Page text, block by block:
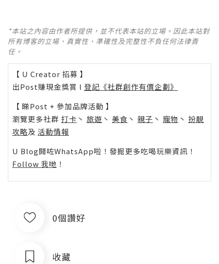
*本站之內容由作者所提供，並不代表本站的立場。因此本站對
所有博客的立場、真實性、準確性及完整性不負任何法律責
任。
【 U Creator 招募 】
出Post賺現金獎賞 l 登記《社群創作有價企劃》
【 睇Post + 參加品牌活動 】
瀏覽更多社群 打卡 丶 旅遊 丶 美食 丶 親子 丶 寵物 丶 扮靚
攻略及 活動情報
U Blog開咗WhatsApp啦！發掘更多吃喝玩樂資訊！
Follow 我哋 ！
0個讚好
收藏